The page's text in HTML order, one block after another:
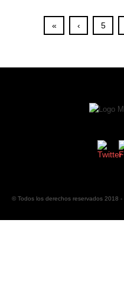
« ‹ 5
© Todos los derechos reservados 2018 -